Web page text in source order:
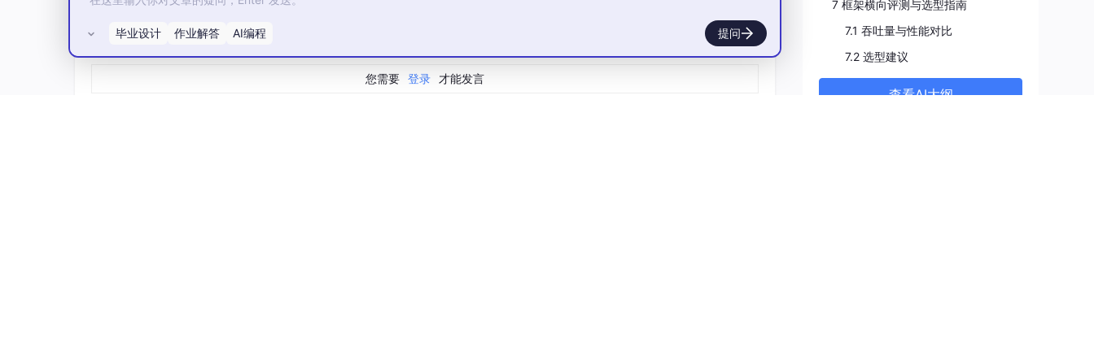
张A100上通过vLLM高速生成，Critic模型部署在另外4张A100进行价值评估，Reward和Reference模型可按需
拆分或合并。
推理加速：首个集成vLLM到RLHF训练循环的框架，借助PagedAttention和张量并行，让生成吞吐量数倍提
升。同时，框架通过NCCL/CUDA IPC（进程间通信）实现Ray Actor间权重高效同步，保证训练与推理引擎参
所有评论(0)
您需要 登录 才能发言
毕业设计 作业解答 AI编程 提问
7 框架横向评测与选型指南
7.1 吞吐量与性能对比
7.2 选型建议
查看AI大纲